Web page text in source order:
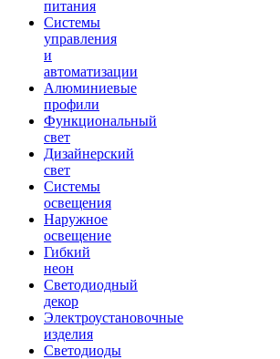
питания
Системы
управления
и
автоматизации
Алюминиевые
профили
Функциональный
свет
Дизайнерский
свет
Системы
освещения
Наружное
освещение
Гибкий
неон
Светодиодный
декор
Электроустановочные
изделия
Светодиоды